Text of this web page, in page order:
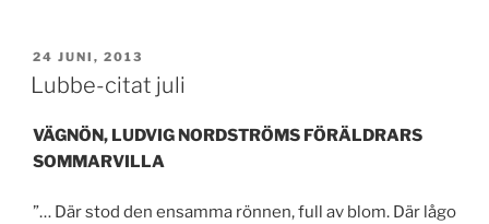
PUBLICERAT
24 JUNI, 2013
Lubbe-citat juli
VÄGNÖN, LUDVIG NORDSTRÖMS FÖRÄLDRARS
SOMMARVILLA
”… Där stod den ensamma rönnen, full av blom. Där lågo